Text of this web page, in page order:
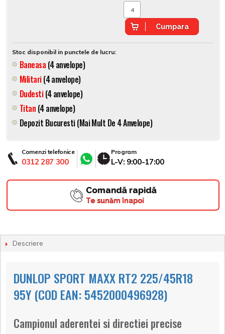
Cumpara
Stoc disponibil in punctele de lucru:
Baneasa (4 anvelope)
Militari(4 anvelope)
Dudesti(4 anvelope)
Titan (4 anvelope)
Depozit Bucuresti (mai Mult De 4 Anvelope)
Comenzi telefonice
0312 287 300
Program
L-V: 9:00-17:00
Comandă rapidă
Te sunăm înapoi
Descriere
DUNLOP SPORT MAXX RT2 225/45R18
95Y (COD EAN: 5452000496928)
Campionul aderentei si directiei precise